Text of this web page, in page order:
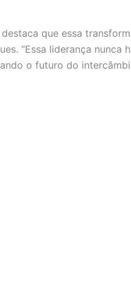
que essa
“Essa liderança
o futuro do